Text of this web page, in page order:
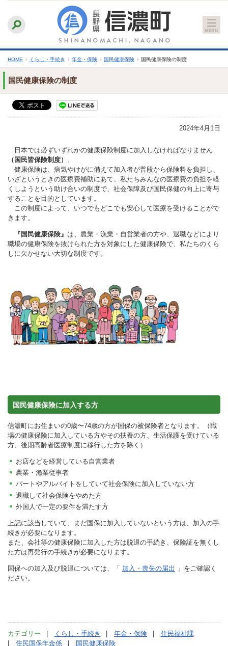
文
へ
ふりがなをつける
文字サイズ
縮小 標準 拡大
HOME › くらし・手続き › 年金・保険 › 国民健康保険 › 国民健康保険の制度
国民健康保険の制度
2024年4月1日
日本では必ずいずれかの健康保険制度に加入しなければなりません
（国民皆保険制度） 。
健康保険は、病気やけがに備えて加入者が普段から保険料を負担し、
いざというときの医療費補助にあて、私たちみんなの医療費の負担を軽
くしようという助け合いの制度で、社会保障及び国民保健の向上に寄与
することを目的としています。
この制度によって、いつでもどこでも安心して医療を受けることがで
きます。
『国民健康保険』 は、農業・漁業・自営業者の方や、退職などにより
職場の健康保険を抜けられた方を対象にした健康保険で、私たちのくら
しに欠かせない大切な制度です。
国民健康保険に加入する方
信濃町にお住まいの0歳〜74歳の方が国保の被保険者となります。（職
場の健康保険に加入している方やその扶養の方、生活保護を受けている
方、後期高齢者医療制度に移行した方を除く）
お店などを経営している自営業者
農業・漁業従事者
パートやアルバイトをしていて社会保険に加入していない方
退職して社会保険をやめた方
外国人で一定の要件を満たす方
上記に該当していて、まだ国保に加入していないという方は、加入の手
続きが必要になります。
また、会社等の健康保険に加入した方は脱退の手続き、保険証を無くし
た方は再発行の手続きが必要になります。
国保への加入及び脱退については、「 加入・喪失の届出
」をご確認く
ださい。
カテゴリー くらし・手続き 年金・保険
住民福祉課
住民国保年金係
国民健康保険